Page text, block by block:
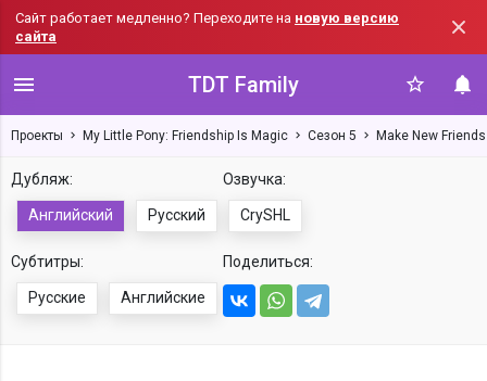
Сайт работает медленно? Переходите на новую версию
сайта
TDT Family
Проекты My Little Pony: Friendship Is Magic Сезон 5 Make New
Дубляж:
Английский Русский
Озвучка:
CrySHL
Субтитры:
Русские Английские
Поделиться: